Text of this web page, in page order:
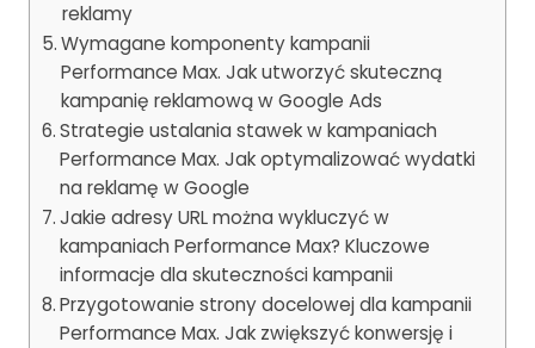
reklamy
Wymagane komponenty kampanii
Performance Max. Jak utworzyć skuteczną
kampanię reklamową w Google Ads
Strategie ustalania stawek w kampaniach
Performance Max. Jak optymalizować wydatki
na reklamę w Google
Jakie adresy URL można wykluczyć w
kampaniach Performance Max? Kluczowe
informacje dla skuteczności kampanii
Przygotowanie strony docelowej dla kampanii
Performance Max. Jak zwiększyć konwersję i